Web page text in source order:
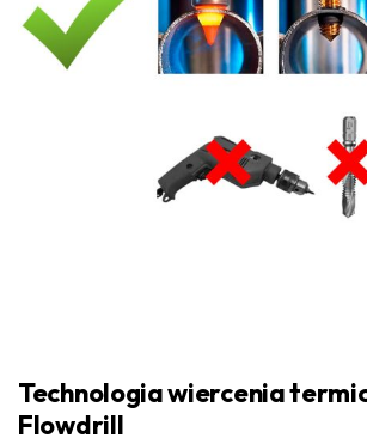
Technologia wiercenia
Flowdrill